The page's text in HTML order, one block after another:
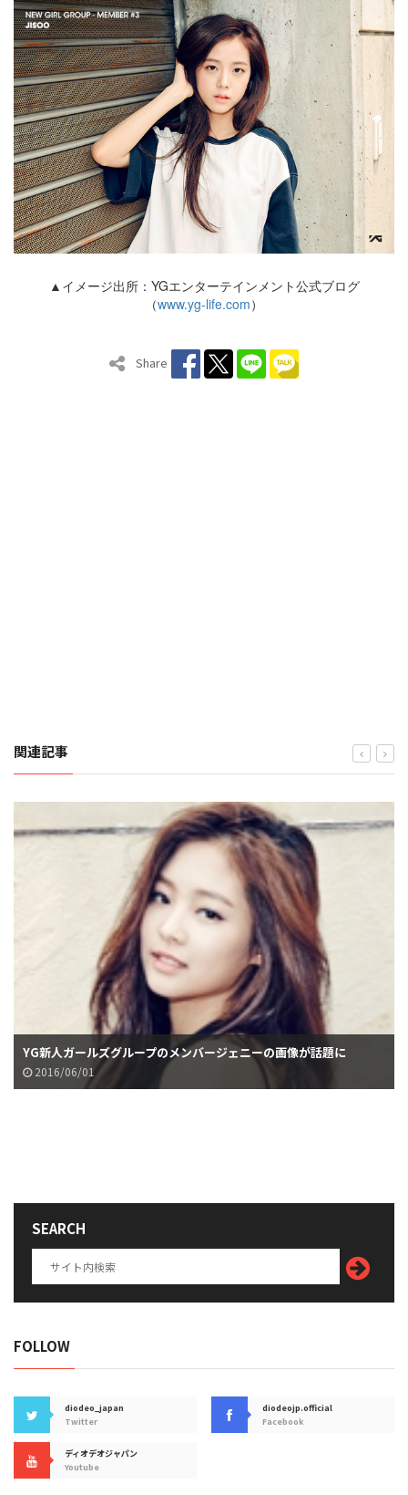
▲イメージ出所：YGエンターテインメント公式ブログ
（www.yg-life.com）
Share
関連記事
YG新人ガールズグループのメンバージェニーの画像が話題に
2016/06/01
SEARCH
FOLLOW
diodeo_japan
Twitter
diodeojp.official
Facebook
ディオデオジャパン
Youtube